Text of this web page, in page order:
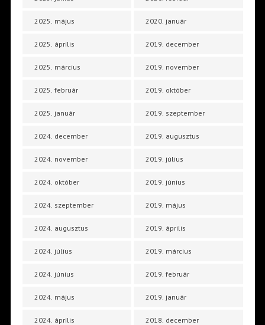
2025. május
2025. április
2025. március
2025. február
2025. január
2024. december
2024. november
2024. október
2024. szeptember
2024. augusztus
2024. július
2024. június
2024. május
2024. április
2020. január
2019. december
2019. november
2019. október
2019. szeptember
2019. augusztus
2019. július
2019. június
2019. május
2019. április
2019. március
2019. február
2019. január
2018. december